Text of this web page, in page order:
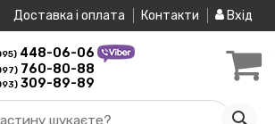
Доставка і оплата Контакти Вхід
448-06-06
760-80-88
309-89-89
шукаєте?